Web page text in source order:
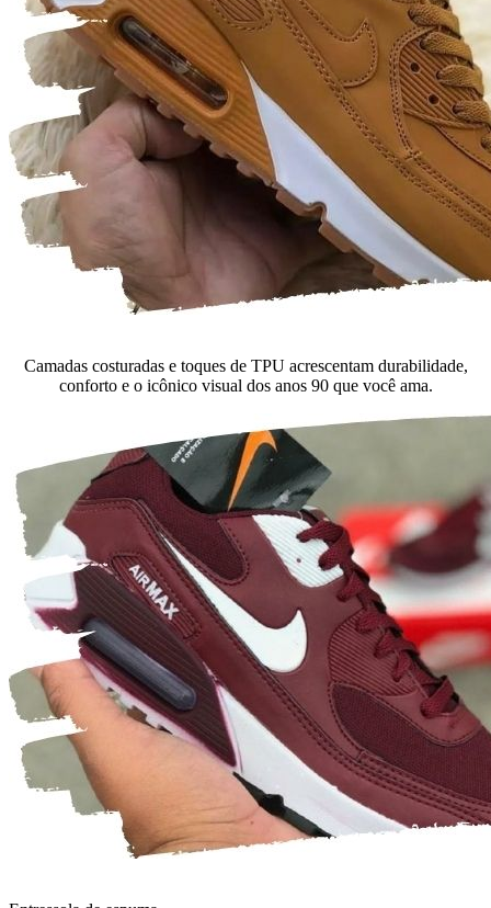
Camadas costuradas e toques de TPU acrescentam durabilidade,
conforto e o icônico visual dos anos 90 que você ama.